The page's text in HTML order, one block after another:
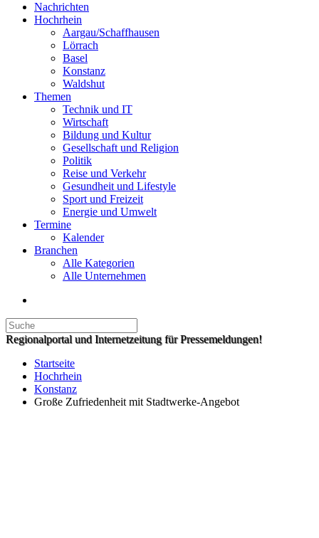
Nachrichten
Hochrhein
Aargau/Schaffhausen
Lörrach
Basel
Konstanz
Waldshut
Themen
Technik und IT
Wirtschaft
Bildung und Kultur
Gesellschaft und Religion
Politik
Reise und Verkehr
Gesundheit und Lifestyle
Sport und Freizeit
Energie und Umwelt
Termine
Kalender
Branchen
Alle Kategorien
Alle Unternehmen
Regionalportal und Internetzeitung für Pressemeldungen!
Startseite
Hochrhein
Konstanz
Große Zufriedenheit mit Stadtwerke-Angebot